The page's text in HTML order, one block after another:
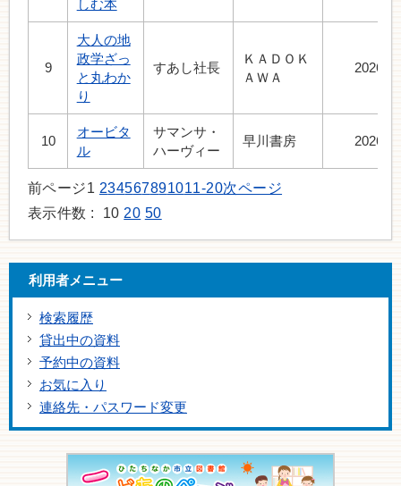
しむ本
9
大人の地
政学ざっ
と丸わか
り
すあし社長
ＫＡＤＯＫ
ＡＷＡ
2026.6
10
オービタ
ル
サマンサ・
ハーヴィー
早川書房 2026.7
前ページ1 234567891011-20次ページ
表示件数 : 10 20 50
利用者メニュー
検索履歴
貸出中の資料
予約中の資料
お気に入り
連絡先・パスワード変更